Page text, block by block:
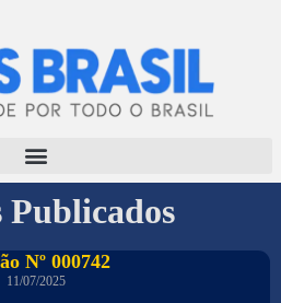
Nº 000742
11/07/2025